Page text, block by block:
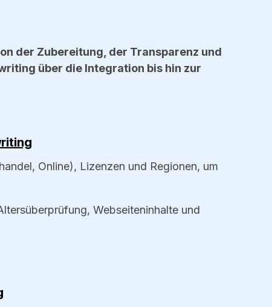
der Zubereitung, der Transparenz und
über die Integration bis hin zur
Online), Lizenzen und Regionen, um
Webseiteninhalte und